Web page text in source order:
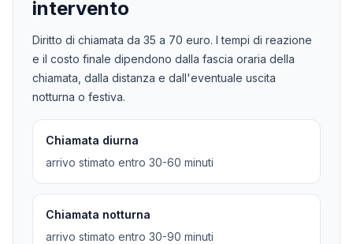
intervento
Diritto di chiamata da 35 a 70 euro. I tempi di reazione
e il costo finale dipendono dalla fascia oraria della
chiamata, dalla distanza e dall'eventuale uscita
notturna o festiva.
Chiamata diurna
arrivo stimato entro 30-60 minuti
Chiamata notturna
arrivo stimato entro 30-90 minuti